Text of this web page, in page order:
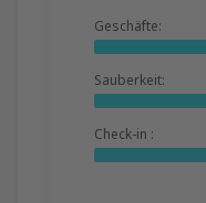
Geschäfte:
Sauberkeit:
Check-in :